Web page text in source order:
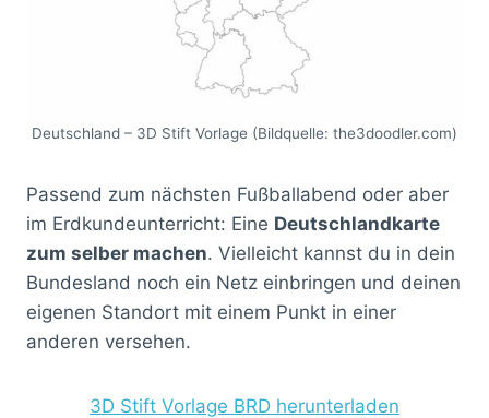
Deutschland – 3D Stift Vorlage (Bildquelle: the3doodler.com)
Passend zum nächsten Fußballabend oder aber
im Erdkundeunterricht: Eine Deutschlandkarte
zum selber machen. Vielleicht kannst du in dein
Bundesland noch ein Netz einbringen und deinen
eigenen Standort mit einem Punkt in einer
anderen versehen.
3D Stift Vorlage BRD herunterladen